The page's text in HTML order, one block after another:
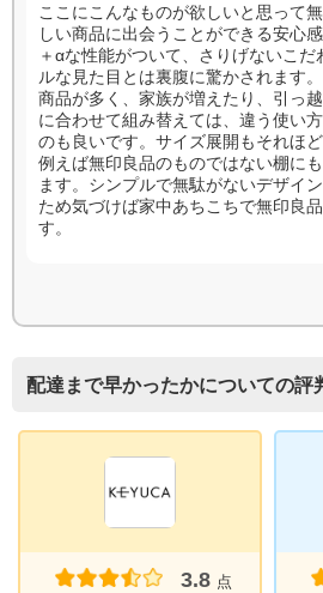
ここにこんなものが欲しいと思って
しい商品に出会うことができる安心
＋αな性能がついて、さりげないこ
ルな見た目とは裏腹に驚かされます
商品が多く、家族が増えたり、引っ
に合わせて組み替えては、違う使い
のも良いです。サイズ展開もそれほ
例えば無印良品のものではない棚に
ます。シンプルで無駄がないデザイ
ため気づけば家中あちこちで無印良
す。
配達まで早かったかについての評
3.8 点